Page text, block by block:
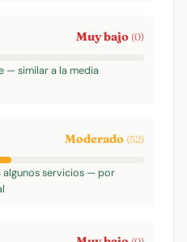
Muy bajo (0)
— similar a la media
Moderado (52)
servicios — por